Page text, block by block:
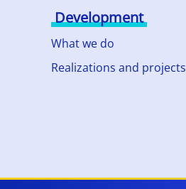
Development
What we do
Realizations and projects